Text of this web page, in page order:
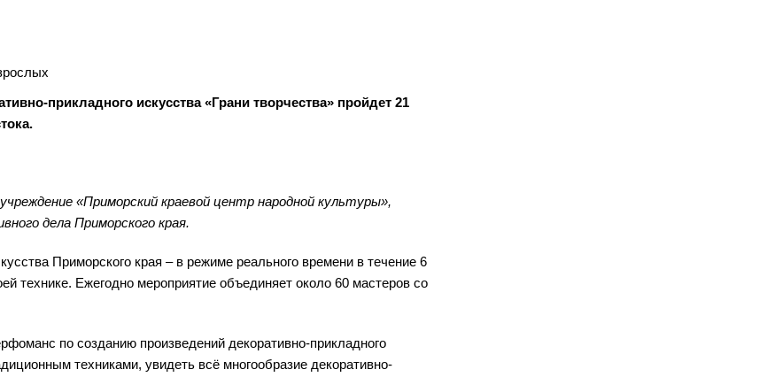
прикладного искусства «Грани творчества» пройдет 21
«Приморский краевой центр народной культуры»,
дела Приморского края.
Приморского края – в режиме реального времени в течение 6
технике. Ежегодно мероприятие объединяет около 60 мастеров со
по созданию произведений декоративно-прикладного
техниками, увидеть всё многообразие декоративно-